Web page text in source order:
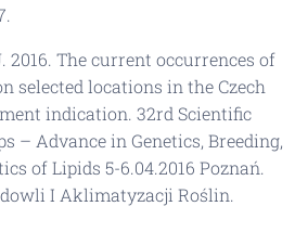
2016. The current occurrences of
selected locations in the Czech
indication. 32rd Scientific
– Advance in Genetics, Breeding,
of Lipids 5-6.04.2016 Poznań.
I Aklimatyzacji Roślin.